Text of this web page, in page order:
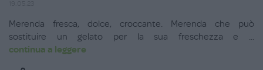
Merenda fresca, dolce, croccante. Merenda che può
sostituire un gelato per la sua freschezza e ...
continua a leggere